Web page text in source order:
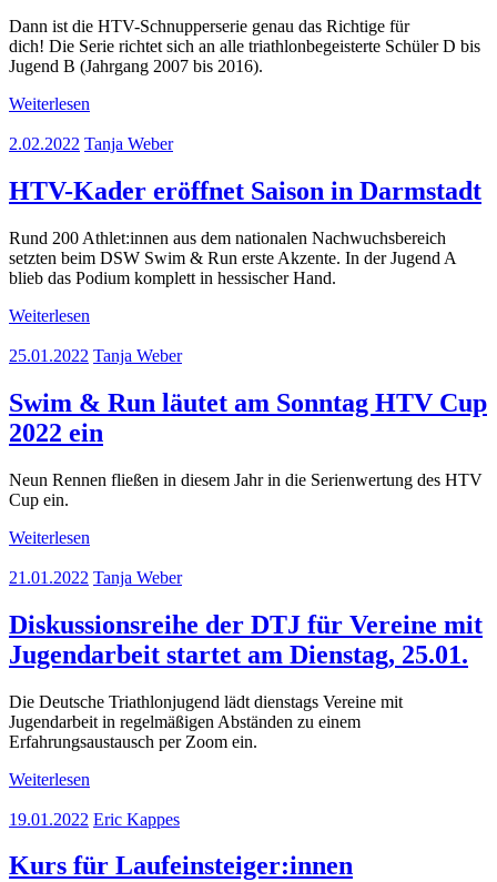
Dann ist die HTV-Schnupperserie genau das Richtige für
dich! Die Serie richtet sich an alle triathlonbegeisterte Schüler D bis
Jugend B (Jahrgang 2007 bis 2016).
Weiterlesen
2.02.2022 Tanja Weber
HTV-Kader eröffnet Saison in Darmstadt
Rund 200 Athlet:innen aus dem nationalen Nachwuchsbereich
setzten beim DSW Swim & Run erste Akzente. In der Jugend A
blieb das Podium komplett in hessischer Hand.
Weiterlesen
25.01.2022 Tanja Weber
Swim & Run läutet am Sonntag HTV Cup
2022 ein
Neun Rennen fließen in diesem Jahr in die Serienwertung des HTV
Cup ein.
Weiterlesen
21.01.2022 Tanja Weber
Diskussionsreihe der DTJ für Vereine mit
Jugendarbeit startet am Dienstag, 25.01.
Die Deutsche Triathlonjugend lädt dienstags Vereine mit
Jugendarbeit in regelmäßigen Abständen zu einem
Erfahrungsaustausch per Zoom ein.
Weiterlesen
19.01.2022 Eric Kappes
Kurs für Laufeinsteiger:innen